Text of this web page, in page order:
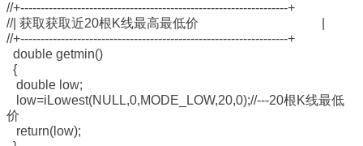
//+------------------------------------------------------------------+
//| 获取获取近20根K线最高最低价 |
//+------------------------------------------------------------------+
double getmin()
{
double low;
low=iLowest(NULL,0,MODE_LOW,20,0);//---20根K线最低
价
return(low);